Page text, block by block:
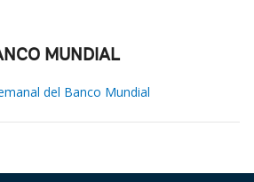
MUNDIAL
del Banco Mundial